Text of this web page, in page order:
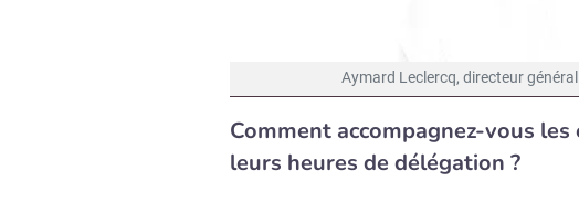
Aymard Leclercq, directeur
Comment accompagnez-vous
leurs heures de délégation ?